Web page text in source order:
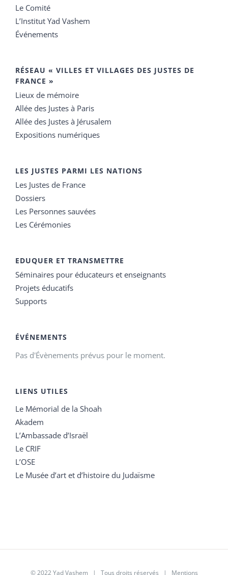
Le Comité
L’Institut Yad Vashem
Événements
RÉSEAU « VILLES ET VILLAGES DES JUSTES DE
FRANCE »
Lieux de mémoire
Allée des Justes à Paris
Allée des Justes à Jérusalem
Expositions numériques
LES JUSTES PARMI LES NATIONS
Les Justes de France
Dossiers
Les Personnes sauvées
Les Cérémonies
EDUQUER ET TRANSMETTRE
Séminaires pour éducateurs et enseignants
Projets éducatifs
Supports
ÉVÉNEMENTS
Pas d'Évènements prévus pour le moment.
LIENS UTILES
Le Mémorial de la Shoah
Akadem
L’Ambassade d’Israël
Le CRIF
L’OSE
Le Musée d’art et d’histoire du Judaïsme
© 2022 Yad Vashem | Tous droits réservés | Mentions